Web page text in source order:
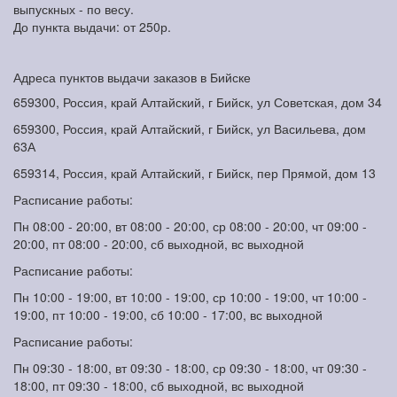
выпускных - по весу.
До пункта выдачи: от 250р.
Адреса пунктов выдачи заказов в Бийске
659300, Россия, край Алтайский, г Бийск, ул Советская, дом 34
659300, Россия, край Алтайский, г Бийск, ул Васильева, дом
63А
659314, Россия, край Алтайский, г Бийск, пер Прямой, дом 13
Расписание работы:
Пн 08:00 - 20:00, вт 08:00 - 20:00, ср 08:00 - 20:00, чт 09:00 -
20:00, пт 08:00 - 20:00, сб выходной, вс выходной
Расписание работы:
Пн 10:00 - 19:00, вт 10:00 - 19:00, ср 10:00 - 19:00, чт 10:00 -
19:00, пт 10:00 - 19:00, сб 10:00 - 17:00, вс выходной
Расписание работы:
Пн 09:30 - 18:00, вт 09:30 - 18:00, ср 09:30 - 18:00, чт 09:30 -
18:00, пт 09:30 - 18:00, сб выходной, вс выходной